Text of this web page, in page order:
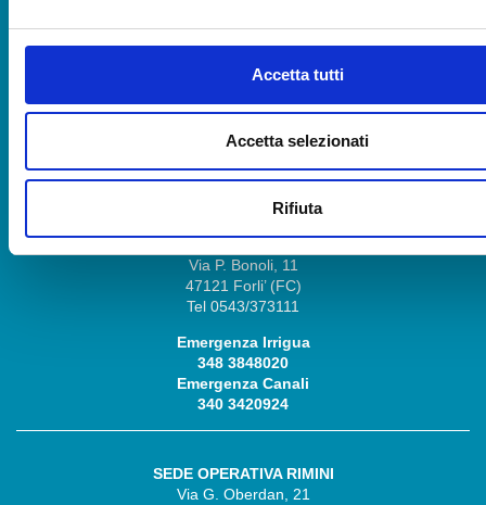
Accetta tutti
Accetta selezionati
Rifiuta
Tel 0544/249811
Emergenza Irrigua
348 3848030
348 3848028
Via P. Bonoli, 11
47121 Forli’ (FC)
Tel 0543/373111
Emergenza Irrigua
348 3848020
Emergenza Canali
340 3420924
SEDE OPERATIVA RIMINI
Via G. Oberdan, 21